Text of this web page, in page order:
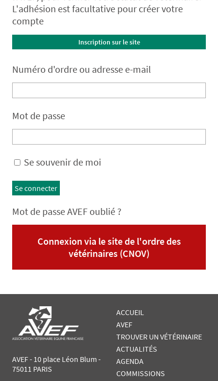
L'adhésion est facultative pour créer votre
compte
Inscription sur le site
Numéro d'ordre ou adresse e-mail
Mot de passe
Se souvenir de moi
Se connecter
Mot de passe AVEF oublié ?
Connexion via le site de l'ordre des
vétérinaires (CNOV)
AVEF - 10 place Léon Blum -
75011 PARIS
ACCUEIL
AVEF
TROUVER UN VÉTÉRINAIRE
ACTUALITÉS
AGENDA
COMMISSIONS